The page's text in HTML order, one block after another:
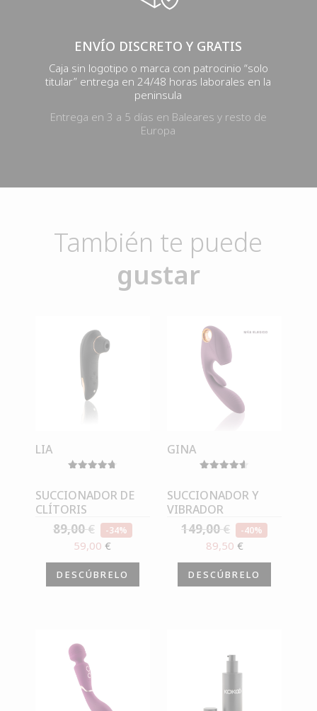
ENVÍO DISCRETO Y GRATIS
Caja sin logotipo o marca con patrocinio “solo
titular” entrega en 24/48 horas laborales en la
peninsula
Entrega en 3 a 5 días en Baleares y resto de
Europa
También te puede
gustar
LIA
con
4.75
de 5
SUCCIONADOR DE
CLÍTORIS
89,00€ -34%
59,00€
DESCÚBRELO
GINA
con
4.57
de 5
SUCCIONADOR Y
VIBRADOR
149,00€ -40%
89,50 €
DESCÚBRELO